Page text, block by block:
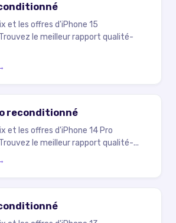
et les offres d'iPhone 15
le meilleur rapport qualité-
reconditionné
et les offres d'iPhone 14 Pro
le meilleur rapport qualité-...